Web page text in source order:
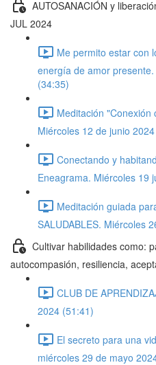
AUTOSANACIÓN y
JUL 2024
Me permito estar con
energía de amor
(34:35)
Meditación
Miércoles 12 de junio
Conectando y
Eneagrama. Miércoles 19
Meditación guiada
SALUDABLES. Miércoles
Cultivar habilidades como:
autocompasión, resiliencia,
CLUB DE
2024 (51:41)
El secreto para una
miércoles 29 de mayo